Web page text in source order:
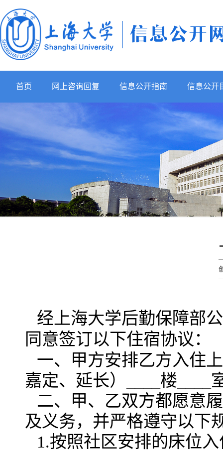
首页 网上咨询回复 信息公开指南 信息公开
经上海大学后勤保障部
同意签订以下住宿协议：
一、甲方安排乙方入住
嘉定、延长）
____楼
二、甲、乙双方都愿意
及义务，并严格遵守以下
1.按照社区安排的床位